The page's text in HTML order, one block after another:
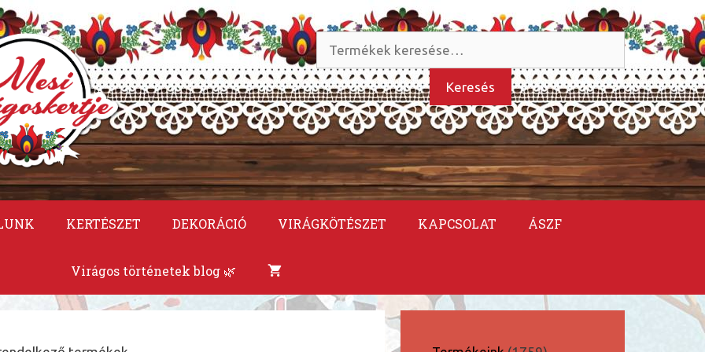
Keresés
a
következőre:
Keresés
KERTÉSZET DEKORÁCIÓ VIRÁGKÖTÉSZET KAPCSOLAT ÁSZF
Virágos történetek blog 🌿